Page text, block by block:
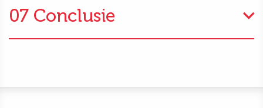
07 Conclusie